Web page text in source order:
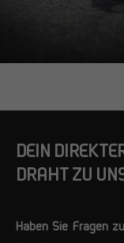
DEIN
DRAHT ZU
Haben Sie Fragen